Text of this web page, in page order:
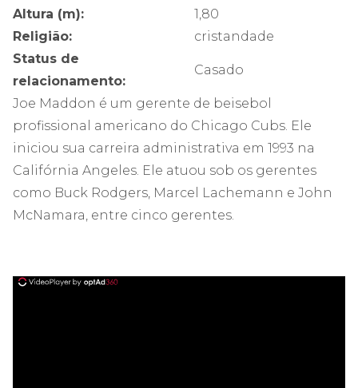
Altura (m):
1,80
Religião:
cristandade
Status de
relacionamento:
Casado
Joe Maddon é um gerente de beisebol
profissional americano do Chicago Cubs. Ele
iniciou sua carreira administrativa em 1993 na
Califórnia Angeles. Ele atuou sob os gerentes
como Buck Rodgers, Marcel Lachemann e John
McNamara, entre cinco gerentes.